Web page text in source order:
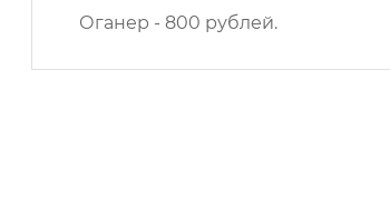
Оганер - 800 рублей.